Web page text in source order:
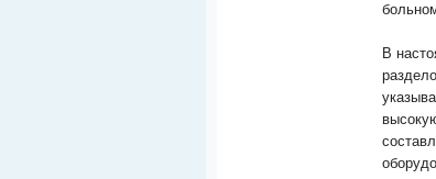
В